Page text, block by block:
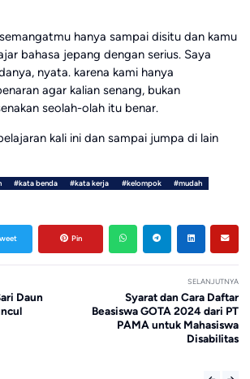
hanya sampai disitu dan kamu
bahasa jepang dengan serius. Saya
nyata. karena kami hanya
agar kalian senang, bukan
seolah-olah itu benar.
kali ini dan sampai jumpa di lain
#kata benda #kata kerja #kelompok
#mudah
Pin
Daun
SELANJUTNYA
Syarat dan Cara Daftar
Beasiswa GOTA 2024 dari PT
PAMA untuk Mahasiswa
Disabilitas